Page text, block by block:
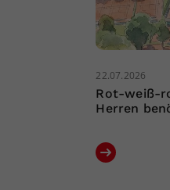
22.07.2026
Rot-weiß-
Herren